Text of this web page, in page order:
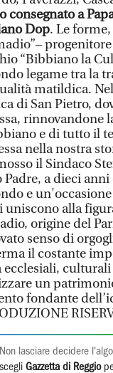
consegnato a
Dop. Le
“Bibbiano la
legame tra la
matildica.
di San Pietro,
rinnovandone
e di tutto il
nella nostra
il Sindaco
Padre, a dieci
e
uniscono alla
origine del
senso di
il costante
ecclesiali,
un
fondante
Non lasciare decidere
scegli Gazzetta di Reggio